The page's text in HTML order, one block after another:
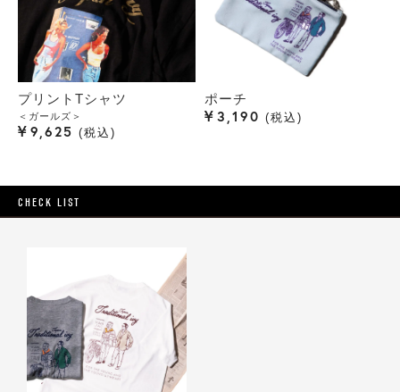
プリントTシャツ
＜ガールズ＞
¥ 9,625 税込
ポーチ
¥ 3,190 税込
CHECK LIST